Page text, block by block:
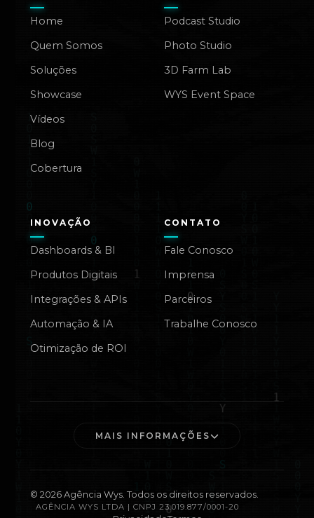
Home
Quem Somos
Soluções
Showcase
Vídeos
Blog
Cobertura
Podcast Studio
Photo Studio
3D Farm Lab
WYS Event Space
INOVAÇÃO
Dashboards & BI
Produtos Digitais
Integrações & APIs
Automação & IA
Otimização de ROI
CONTATO
Fale Conosco
Imprensa
Parceiros
Trabalhe Conosco
MAIS INFORMAÇÕES
© 2026Agência Wys. Todos os direitos reservados.
AGÊNCIA WYS LTDA | CNPJ 23.019.877/0001-20